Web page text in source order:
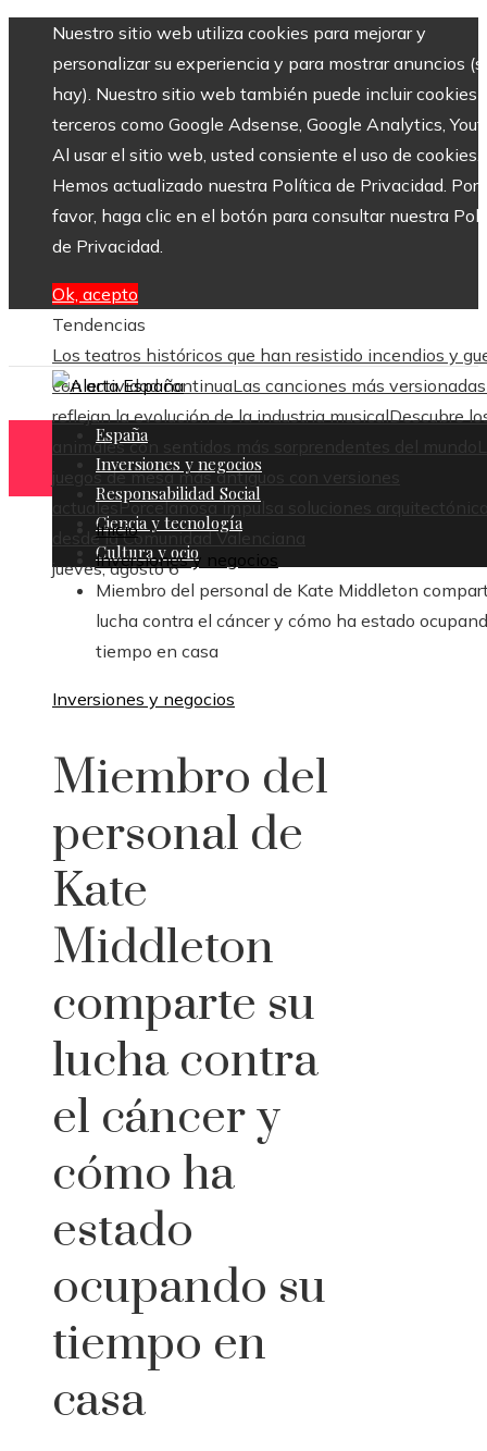
Nuestro sitio web utiliza cookies para mejorar y
personalizar su experiencia y para mostrar anuncios
hay). Nuestro sitio web también puede incluir cookies
terceros como Google Adsense, Google Analytics,
Al usar el sitio web, usted consiente el uso de cookies.
Hemos actualizado nuestra Política de Privacidad. Por
favor, haga clic en el botón para consultar nuestra
de Privacidad.
Ok, acepto
Tendencias
Los teatros históricos que han resistido incendios y
con actividad continuaLas canciones más
reflejan la evolución de la industria musicalDescubre
animales con sentidos más sorprendentes del mundo
juegos de mesa más antiguos con versiones
actualesPorcelanosa impulsa soluciones
desde la Comunidad Valenciana
jueves, agosto 6
España
Inversiones y negocios
Responsabilidad Social
Ciencia y tecnología
Cultura y ocio
Inicio
Inversiones y negocios
Miembro del personal de Kate Middleton
lucha contra el cáncer y cómo ha estado
tiempo en casa
Inversiones y negocios
Miembro del
personal de
Kate
Middleton
comparte su
lucha contra
el cáncer y
cómo ha
estado
ocupando su
tiempo en
casa